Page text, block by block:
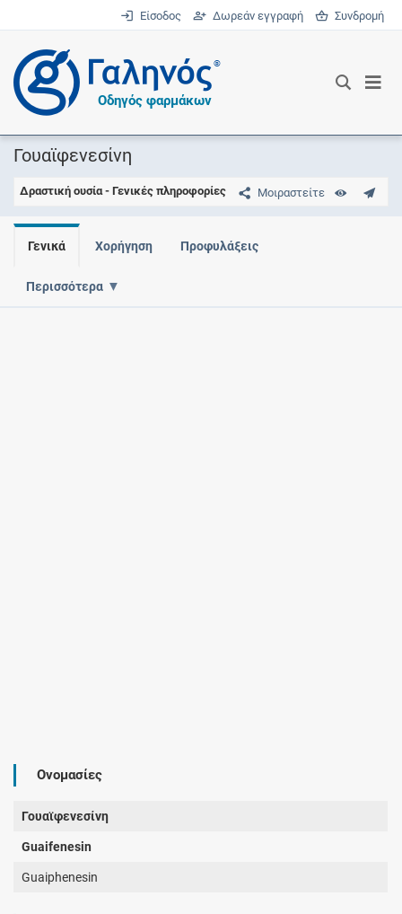
Είσοδος Δωρεάν εγγραφή Συνδρομή
®
Οδηγός φαρμάκων
Γουαϊφενεσίνη
Μοιραστείτε
Δραστική ουσία - Γενικές πληροφορίες
Γενικά Χορήγηση Προφυλάξεις
Περισσότερα
Ονομασίες
Γουαϊφενεσίνη
Guaifenesin
Guaiphenesin